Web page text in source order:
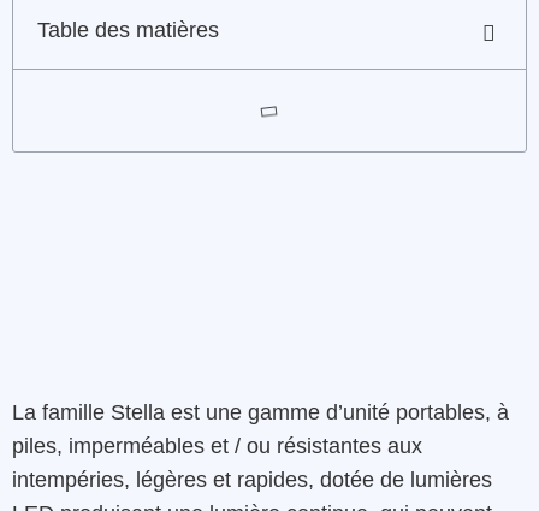
Table des matières
La famille Stella est une gamme d’unité portables, à
piles, imperméables et / ou résistantes aux
intempéries, légères et rapides, dotée de lumières